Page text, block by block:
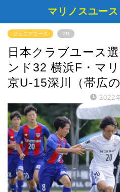
マリノスユー
ジュニアユース PR
日本クラブユース
ンド32 横浜F・マ
京U-15深川（帯広の
2022